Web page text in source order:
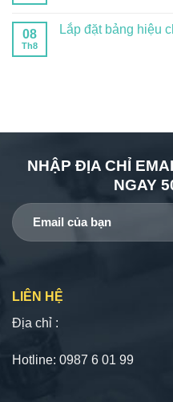
08
Th8
Lắp đặt bảng hiệu
NHẬP ĐỊA CHỈ
NGAY
LIÊN HỆ
Địa chỉ :
Hotline: 0987 6 01 99